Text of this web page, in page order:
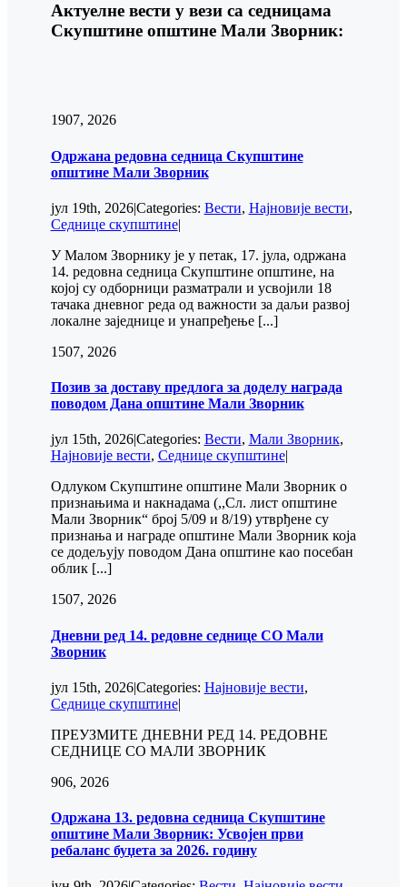
Актуелне вести у вези са седницама
Скупштине општине Мали Зворник:
1907, 2026
Одржана редовна седница Скупштине
општине Мали Зворник
јул 19th, 2026|Categories: Вести, Најновије вести,
Седнице скупштине|
У Малом Зворнику је у петак, 17. јула, одржана
14. редовна седница Скупштине општине, на
којој су одборници разматрали и усвојили 18
тачака дневног реда од важности за даљи развој
локалне заједнице и унапређење [...]
1507, 2026
Позив за доставу предлога за доделу награда
поводом Дана општине Мали Зворник
јул 15th, 2026|Categories: Вести, Мали Зворник,
Најновије вести, Седнице скупштине|
Одлуком Скупштине општине Мали Зворник о
признањима и накнадама (,,Сл. лист општине
Мали Зворник“ број 5/09 и 8/19) утврђене су
признања и награде општине Мали Зворник која
се додељују поводом Дана општине као посебан
облик [...]
1507, 2026
Дневни ред 14. редовне седнице СО Мали
Зворник
јул 15th, 2026|Categories: Најновије вести,
Седнице скупштине|
ПРЕУЗМИТЕ ДНЕВНИ РЕД 14. РЕДОВНЕ
СЕДНИЦЕ СО МАЛИ ЗВОРНИК
906, 2026
Одржана 13. редовна седница Скупштине
општине Мали Зворник: Усвојен први
ребаланс буџета за 2026. годину